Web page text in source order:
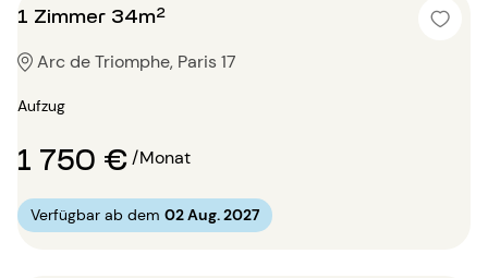
1 Zimmer 34m²
Arc de Triomphe, Paris 17
Aufzug
1 750 €/Monat
Verfügbar ab dem 02 Aug. 2027